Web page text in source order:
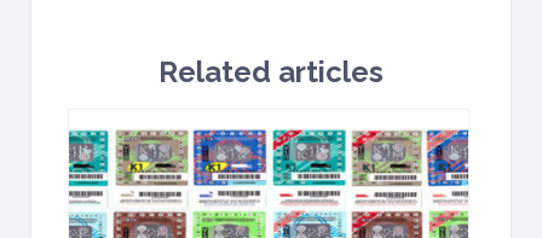
Related articles